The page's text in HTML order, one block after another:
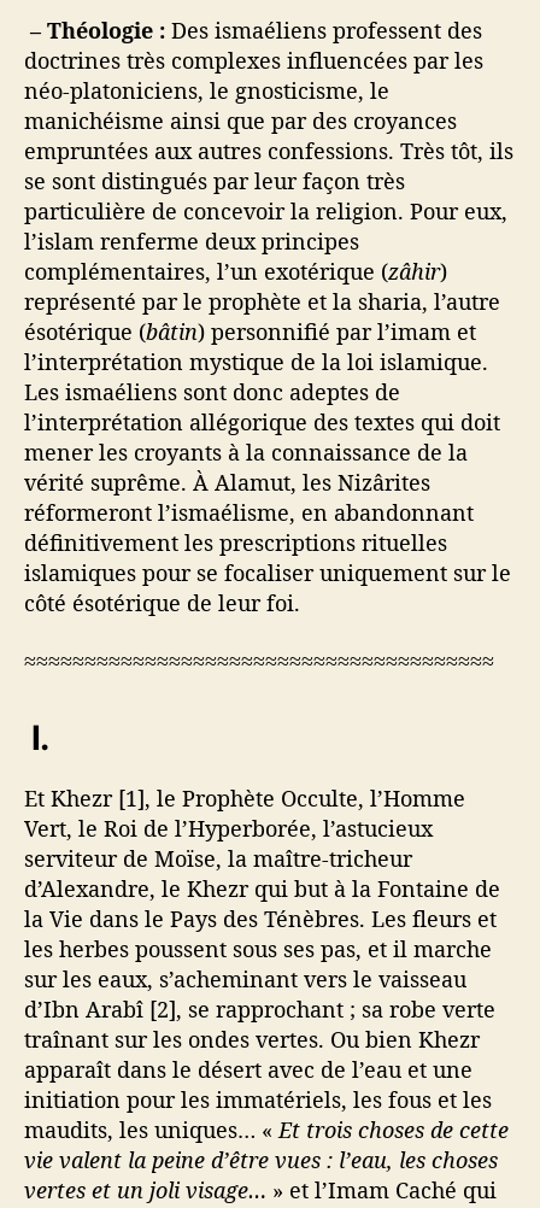
– Théologie : Des ismaéliens professent des
doctrines très complexes influencées par les
néo-platoniciens, le gnosticisme, le
manichéisme ainsi que par des croyances
empruntées aux autres confessions. Très tôt, ils
se sont distingués par leur façon très
particulière de concevoir la religion. Pour eux,
l’islam renferme deux principes
complémentaires, l’un exotérique (zâhir)
représenté par le prophète et la sharia, l’autre
ésotérique (bâtin) personnifié par l’imam et
l’interprétation mystique de la loi islamique.
Les ismaéliens sont donc adeptes de
l’interprétation allégorique des textes qui doit
mener les croyants à la connaissance de la
vérité suprême. À Alamut, les Nizârites
réformeront l’ismaélisme, en abandonnant
définitivement les prescriptions rituelles
islamiques pour se focaliser uniquement sur le
côté ésotérique de leur foi.
≈≈≈≈≈≈≈≈≈≈≈≈≈≈≈≈≈≈≈≈≈≈≈≈≈≈≈≈≈≈≈≈≈≈≈≈≈≈≈
I.
Et Khezr [1], le Prophète Occulte, l’Homme
Vert, le Roi de l’Hyperborée, l’astucieux
serviteur de Moïse, la maître-tricheur
d’Alexandre, le Khezr qui but à la Fontaine de
la Vie dans le Pays des Ténèbres. Les fleurs et
les herbes poussent sous ses pas, et il marche
sur les eaux, s’acheminant vers le vaisseau
d’Ibn Arabî [2], se rapprochant ; sa robe verte
traînant sur les ondes vertes. Ou bien Khezr
apparaît dans le désert avec de l’eau et une
initiation pour les immatériels, les fous et les
maudits, les uniques… «Et trois choses de cette
vie valent la peine d’être vues : l’eau, les choses
vertes et un joli visage… » et l’Imam Caché qui